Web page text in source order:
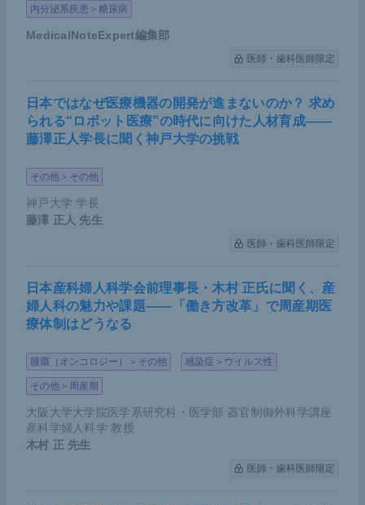
内分泌系疾患＞糖尿病
MedicalNoteExpert編集部
医師・歯科医師限定
日本ではなぜ医療機器の開発が進まないのか？ 求め
られる“ロボット医療”の時代に向けた人材育成――
藤澤正人学長に聞く神戸大学の挑戦
その他＞その他
神戸大学 学長
藤澤 正人 先生
医師・歯科医師限定
日本産科婦人科学会前理事長・木村 正氏に聞く、産
婦人科の魅力や課題――「働き方改革」で周産期医
療体制はどうなる
腫瘍（オンコロジー）＞その他 感染症＞ウイルス性
その他＞周産期
大阪大学大学院医学系研究科・医学部 器官制御外科学講座
産科学婦人科学 教授
木村 正 先生
医師・歯科医師限定